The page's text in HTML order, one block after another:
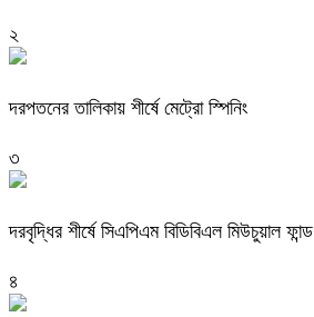
২
দরপতনের তালিকায় শীর্ষে মেট্রো স্পিনিং
৩
দরবৃদ্ধির শীর্ষে সিএপিএম বিডিবিএল মিউচুয়াল ফান্ড
৪